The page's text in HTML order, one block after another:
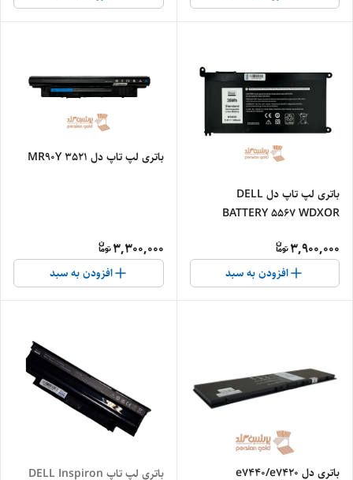
باتری لپ تاپ دل DELL
BATTERY 5567 WDXOR
3,900,000
افزودن به سبد
باتری لپ تاپ دل MR90Y 3521
3,300,000
افزودن به سبد
باتری دل e۷۴۴۰/e۷۴۲۰ باتری لپ تاپ DELL Inspiron